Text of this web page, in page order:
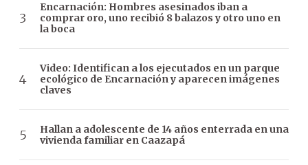
Encarnación: Hombres asesinados iban a
comprar oro, uno recibió 8 balazos y otro uno en
la boca
Video: Identifican a los ejecutados en un parque
ecológico de Encarnación y aparecen imágenes
claves
Hallan a adolescente de 14 años enterrada en una
vivienda familiar en Caazapá